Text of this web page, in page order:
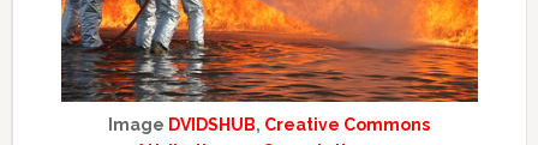
Image DVIDSHUB, Creative Commons